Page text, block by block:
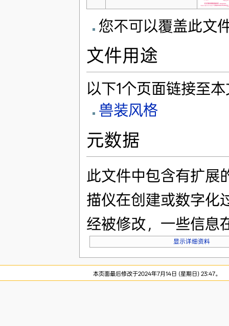
您不可以覆盖此文
文件用途
以下1个页面链接至
兽装风格
元数据
此文件中包含有扩展
描仪在创建或数字化
经被修改，一些信息
显示详细资料
本页面最后修改于2024年7月14日 (星期日) 23:47。